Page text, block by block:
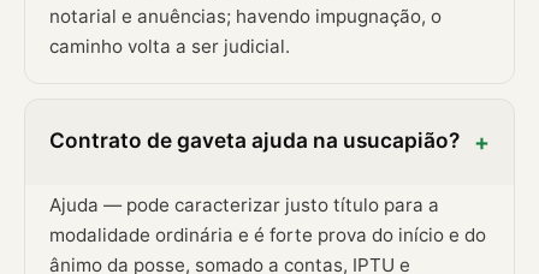
notarial e anuências; havendo impugnação, o
caminho volta a ser judicial.
Contrato de gaveta ajuda na usucapião? +
Ajuda — pode caracterizar justo título para a
modalidade ordinária e é forte prova do início e do
ânimo da posse, somado a contas, IPTU e